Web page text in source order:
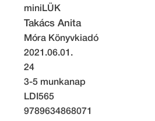
miniLÜK
Takács Anita
Móra Könyvkiadó
2021.06.01.
24
3-5 munkanap
LDI565
9789634868071